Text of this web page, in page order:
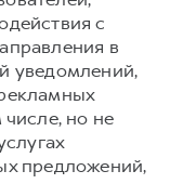
с
в
уведомлений,
но не
предложений,